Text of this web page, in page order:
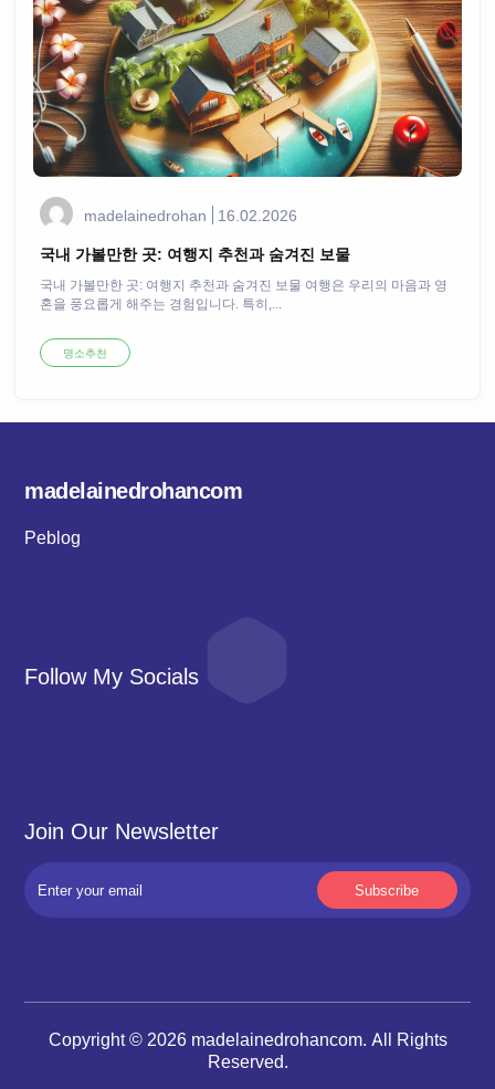
madelainedrohan 16.02.2026
국내 가볼만한 곳: 여행지 추천과 숨겨진 보물
국내 가볼만한 곳: 여행지 추천과 숨겨진 보물 여행은 우리의 마음과 영
혼을 풍요롭게 해주는 경험입니다. 특히,...
명소추천
madelainedrohancom
Peblog
Follow My Socials
Join Our Newsletter
Copyright © 2026 madelainedrohancom. All Rights
Reserved.